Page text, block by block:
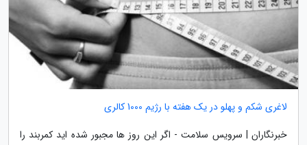
لاغری شکم و پهلو در یک هفته با رژیم 1000 کالری
خبرنگاران | سرویس سلامت - اگر این روز ها مجبور شده اید کمربند را